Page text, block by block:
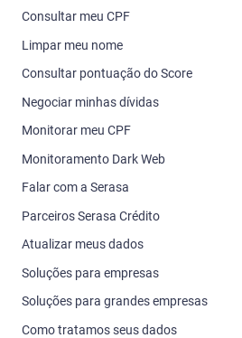
Consultar meu CPF
Limpar meu nome
Consultar pontuação do Score
Negociar minhas dívidas
Monitorar meu CPF
Monitoramento Dark Web
Falar com a Serasa
Parceiros Serasa Crédito
Atualizar meus dados
Soluções para empresas
Soluções para grandes empresas
Como tratamos seus dados